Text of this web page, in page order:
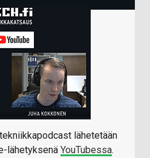
lähetetään
lähetyksenä YouTubessa.